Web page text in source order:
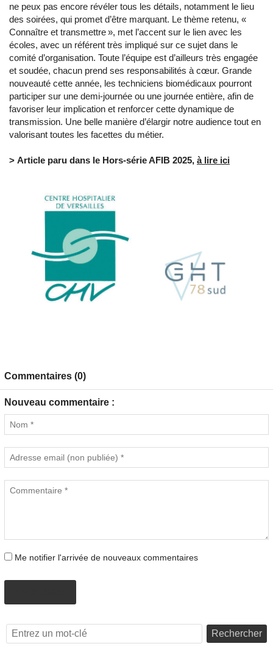
ne peux pas encore révéler tous les détails, notamment le lieu
des soirées, qui promet d’être marquant. Le thème retenu, «
Connaître et transmettre », met l’accent sur le lien avec les
écoles, avec un référent très impliqué sur ce sujet dans le
comité d’organisation. Toute l’équipe est d’ailleurs très engagée
et soudée, chacun prend ses responsabilités à cœur. Grande
nouveauté cette année, les techniciens biomédicaux pourront
participer sur une demi-journée ou une journée entière, afin de
favoriser leur implication et renforcer cette dynamique de
transmission. Une belle manière d’élargir notre audience tout en
valorisant toutes les facettes du métier.
> Article paru dans le Hors-série AFIB 2025, à lire ici
Commentaires (0)
Nouveau commentaire :
Me notifier l'arrivée de nouveaux commentaires
Rechercher